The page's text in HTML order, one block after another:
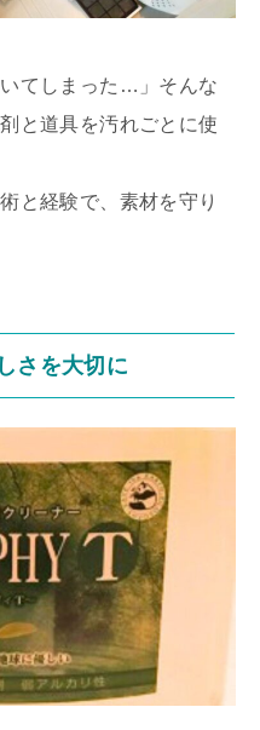
いてしまった…」そんな
と道具を汚れごとに使
と経験で、素材を守り
さを大切に